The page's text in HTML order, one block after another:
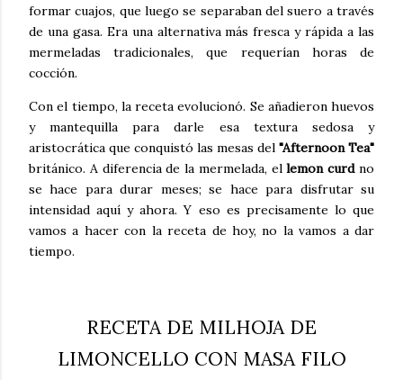
formar cuajos, que luego se separaban del suero a través
de una gasa. Era una alternativa más fresca y rápida a las
mermeladas tradicionales, que requerían horas de
cocción.
Con el tiempo, la receta evolucionó. Se añadieron huevos
y mantequilla para darle esa textura sedosa y
aristocrática que conquistó las mesas del "Afternoon Tea"
británico. A diferencia de la mermelada, ellemon curdno
se hace para durar meses; se hace para disfrutar su
intensidad aquí y ahora. Y eso es precisamente lo que
vamos a hacer con la receta de hoy, no la vamos a dar
tiempo.
RECETA DE MILHOJA DE
LIMONCELLO CON MASA FILO